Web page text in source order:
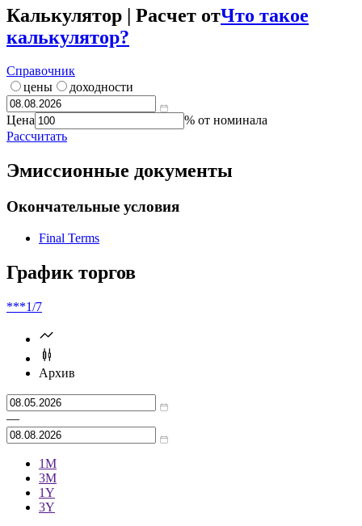
Калькулятор | Расчет отЧто такое
калькулятор?
Справочник
цены
доходности
Цена
% от номинала
Рассчитать
Эмиссионные документы
Окончательные условия
Final Terms
График торгов
***1/7
Архив
—
1М
3М
1Y
3Y